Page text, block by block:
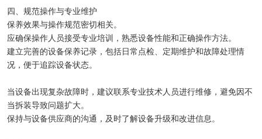
四、规范操作与专业维护
保养效果与操作规范密切相关。
应确保操作人员接受专业培训，熟悉设备性能和正确操作方法。
建立完善的设备保养记录，包括日常点检、定期维护和故障处理情
况，便于追踪设备状态。
当设备出现复杂故障时，建议联系专业技术人员进行维修，避免因不
当拆装导致问题扩大。
保持与设备供应商的沟通，及时了解设备升级和改进信息。